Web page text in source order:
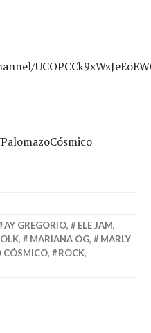
AY GREGORIO, ELE JAM,
, MARIANA OG,
MARLY
CÓSMICO, ROCK,